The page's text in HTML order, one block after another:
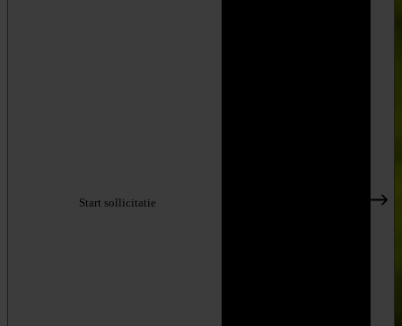
Start sollicitatie